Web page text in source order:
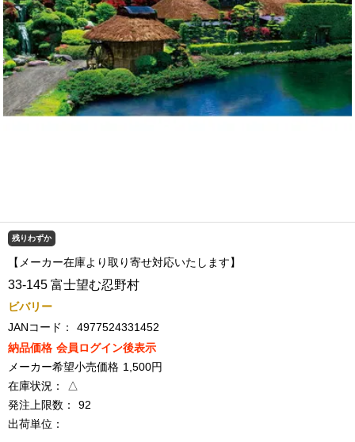
残りわずか
【メーカー在庫より取り寄せ対応いたします】
33-145 富士望む忍野村
ビバリー
JANコード：
4977524331452
納品価格 会員ログイン後表示
メーカー希望小売価格 1,500円
在庫状況：
△
発注上限数：
92
出荷単位：